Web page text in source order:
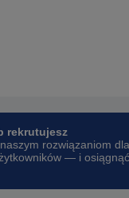
rekrutujesz
rozwiązaniom dla
— i osiągnąć